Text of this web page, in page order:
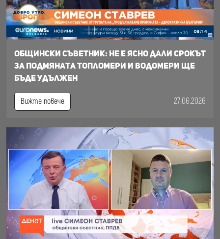
Общински съветник: Не е ясно дали срокът
за подмяната топломери и водомери ще
бъде удължен
Вижте повече 27.06.2026